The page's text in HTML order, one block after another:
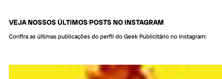
VEJA NOSSOS ÚLTIMOS POSTS NO INSTAGRAM
Confira as últimas publicações do perfil do Geek Publicitário no Instagram: